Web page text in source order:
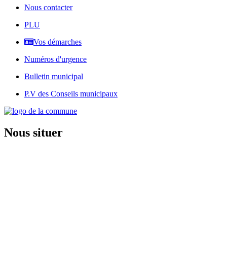
Nous contacter
PLU
Vos démarches
Numéros d'urgence
Bulletin municipal
P.V des Conseils municipaux
Nous situer